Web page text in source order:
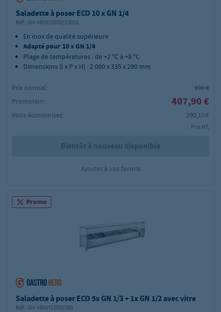
Saladette à poser ECO 10 x GN 1/4
Réf.: GH-VRXH2000/330SS
En inox de qualité supérieure
Adapté pour 10 x GN 1/4
Plage de températures :de+2 °C à +8 °C
Dimensions (l x P x H) : 2 000 x 335 x 280 mm
Prix normal:
698 €
Promotion:
407,90 €
Vous économisez: 290,10 €
Prix HT,
Bientôt à nouveau disponible
Ajouter à vos favoris
Promo
Saladette à poser ECO 5x GN 1/3 + 1x GN 1/2 avec vitre
Réf.: GH-VRXH1500/380